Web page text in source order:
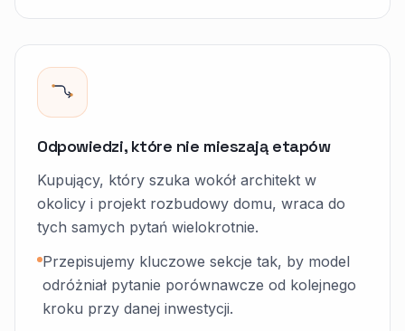
Odpowiedzi, które nie mieszają etapów
Kupujący, który szuka wokół architekt w
okolicy i projekt rozbudowy domu, wraca do
tych samych pytań wielokrotnie.
Przepisujemy kluczowe sekcje tak, by model
odróżniał pytanie porównawcze od kolejnego
kroku przy danej inwestycji.